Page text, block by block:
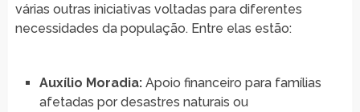
várias outras iniciativas voltadas para diferentes
necessidades da população. Entre elas estão:
Auxílio Moradia:Apoio financeiro para famílias
afetadas por desastres naturais ou